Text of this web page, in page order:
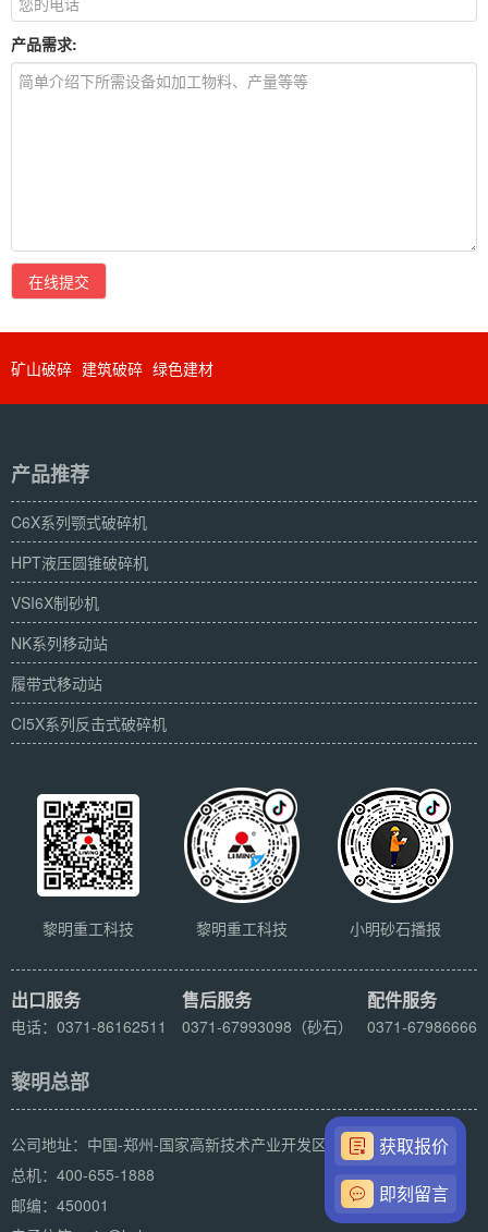
产品需求:
在线提交
矿山破碎 建筑破碎 绿色建材
产品推荐
C6X系列颚式破碎机
HPT液压圆锥破碎机
VSI6X制砂机
NK系列移动站
履带式移动站
CI5X系列反击式破碎机
黎明重工科技 黎明重工科技 小明砂石播报
出口服务
电话：0371-86162511
售后服务
0371-67993098（砂石）
配件服务
0371-67986666
黎明总部
公司地址：中国-郑州-国家高新技术产业开发区科学大道169号
总机：400-655-1888
邮编：450001
获取报价
即刻留言